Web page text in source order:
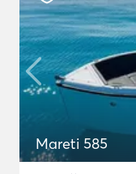
Mareti 585